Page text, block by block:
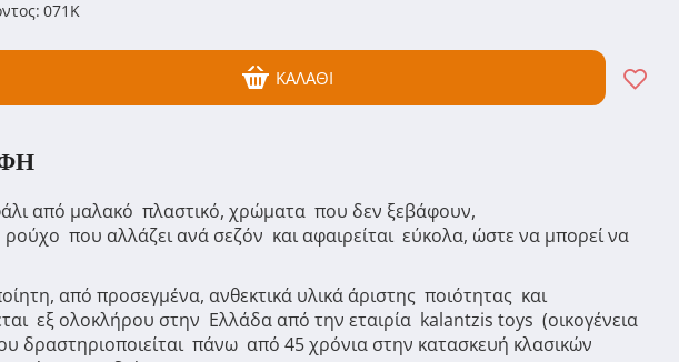
071K
ΚΑΛΆΘΙ
από μαλακό πλαστικό, χρώματα που δεν ξεβάφουν,
που αλλάζει ανά σεζόν και αφαιρείται εύκολα, ώστε να μπορεί να
από προσεγμένα, ανθεκτικά υλικά άριστης ποιότητας και
εξ ολοκλήρου στην Ελλάδα από την εταιρία kalantzis toys (οικογένεια
δραστηριοποιείται πάνω από 45 χρόνια στην κατασκευή κλασικών